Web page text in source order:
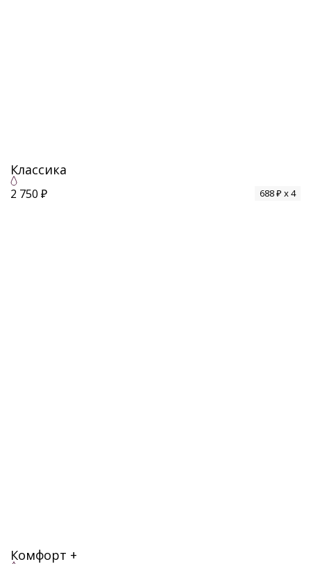
Классика
2 750 ₽ 688 ₽ x 4
Комфорт +